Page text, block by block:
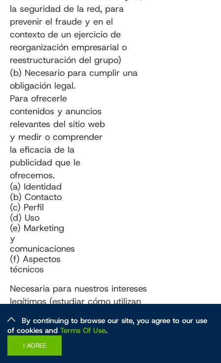
la seguridad de la red, para
prevenir el fraude y en el
contexto de un ejercicio de
reorganización empresarial o
reestructuración del grupo)
(b) Necesario para cumplir una
obligación legal.
Para ofrecerle
contenidos y anuncios
relevantes del sitio web
y medir o comprender
la eficacia de la
publicidad que le
ofrecemos.
(a) Identidad
(b) Contacto
(c) Perfil
(d) Uso
(e) Marketing
y
comunicaciones
(f) Aspectos
técnicos
Necesaria para nuestros intereses
legítimos (estudiar cómo utilizan
los clientes nuestros
productos/servicios,
desarrollarlos, hacer crecer
nuestro negocio y fundamentar
By continuing to browse our site, you agree to our use
of cookies and Terms Of Use.
I AGREE